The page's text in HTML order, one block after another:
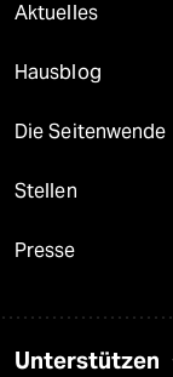
Aktuelles
Hausblog
Die Seitenwende
Stellen
Presse
Unterstützen